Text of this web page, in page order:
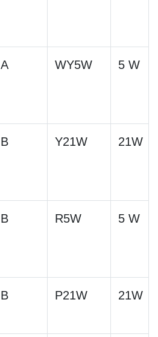
A WY5W 5 W
B Y21W 21W
B R5W 5 W
B P21W 21W